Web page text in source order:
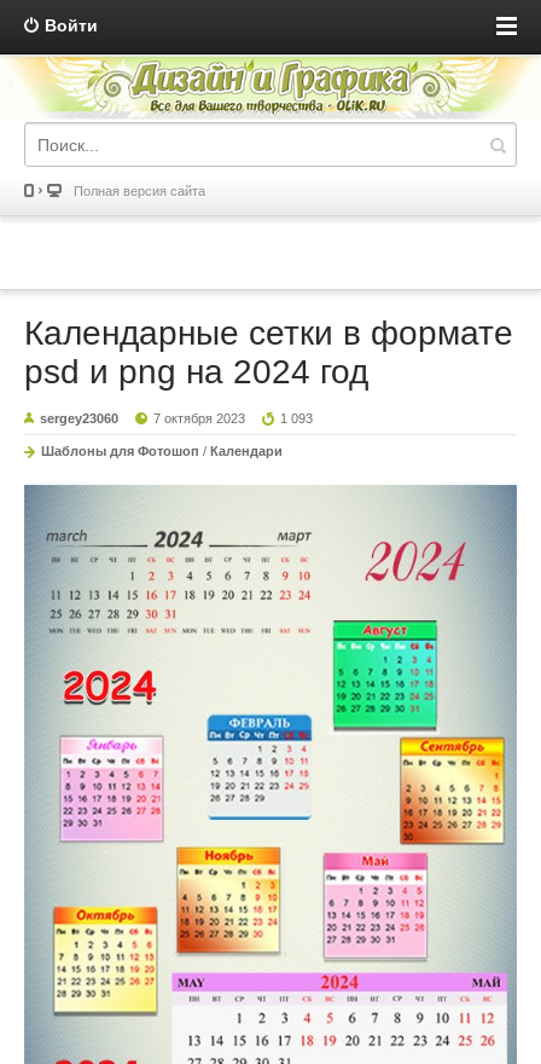
Войти
Полная версия сайта
Календарные сетки в формате
psd и png на 2024 год
sergey23060 7 октября 2023 1 093
Шаблоны для Фотошоп / Календари